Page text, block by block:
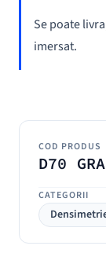
COD PRODUS
D70
CATEGORII
Se poate
imersat.